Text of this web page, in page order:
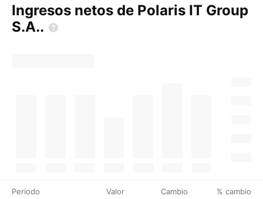
Ingresos netos de Polaris IT Group
S.A..
Periodo Valor Cambio % cambio